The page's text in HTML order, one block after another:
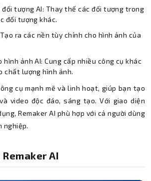
tượng AI: Thay thế các đối tượng trong
đối tượng khác.
ra các nền tùy chỉnh cho hình ảnh của
hình ảnh AI: Cung cấp nhiều công cụ khác
chất lượng hình ảnh.
cụ mạnh mẽ và linh hoạt, giúp bạn tạo
video độc đáo, sáng tạo. Với giao diện
Remaker AI phù hợp với cả người dùng
nghiệp.
Remaker AI